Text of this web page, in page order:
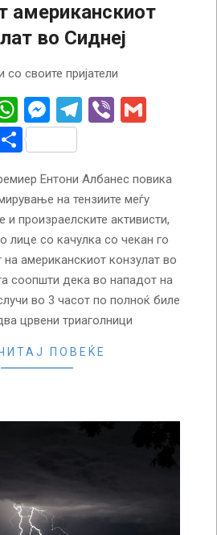
американскиот
во Сиднеј
со своите пријатели
WhatsApp
Messenger
Telegram
Viber
Share
Ентони Албанес повика
на тензиите меѓу
и произраелските активисти,
лице со качулка со чекан го
американскиот конзулат во
соопшти дека во нападот на
во 3 часот по полноќ биле
црвени триаголници
ПОВЕЌЕ